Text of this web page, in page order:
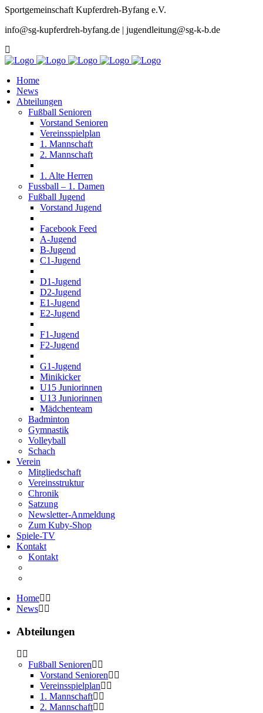
Sportgemeinschaft Kupferdreh-Byfang e.V.
info@sg-kupferdreh-byfang.de | jugendleitung@sg-k-b.de
Home
News
Abteilungen
Fußball Senioren
Vorstand Senioren
Vereinsspielplan
1. Mannschaft
2. Mannschaft
1. Alte Herren
Fussball – 1. Damen
Fußball Jugend
Vorstand Jugend
Facebook Feed
A-Jugend
B-Jugend
C1-Jugend
D1-Jugend
D2-Jugend
E1-Jugend
E2-Jugend
F1-Jugend
F2-Jugend
G1-Jugend
Minikicker
U15 Juniorinnen
U13 Juniorinnen
Mädchenteam
Badminton
Gymnastik
Volleyball
Schach
Verein
Mitgliedschaft
Vereinsstruktur
Chronik
Satzung
Newsletter-Anmeldung
Zum Kuby-Shop
Spiele-TV
Kontakt
Kontakt
Home
News
Abteilungen
Fußball Senioren
Vorstand Senioren
Vereinsspielplan
1. Mannschaft
2. Mannschaft